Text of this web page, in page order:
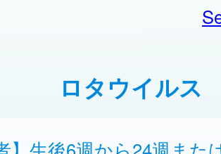
ロタウイルス